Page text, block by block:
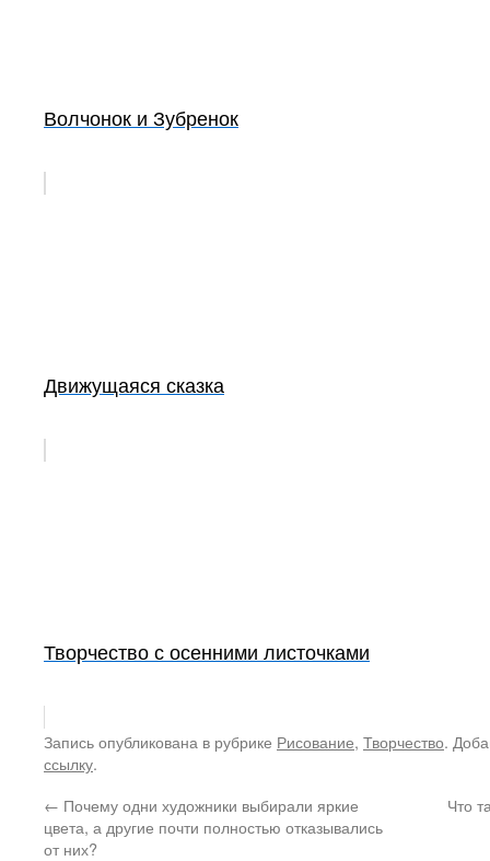
Волчонок и Зубренок
Движущаяся сказка
Творчество с осенними листочками
Запись опубликована в рубрике Рисование, Творчество.
ссылку.
← Почему одни художники выбирали яркие
цвета, а другие почти полностью отказывались
от них?
Что